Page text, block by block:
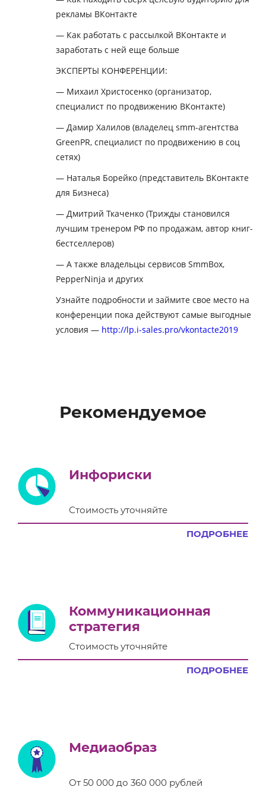
рекламы ВКонтакте
— Как работать с рассылкой ВКонтакте и
заработать с ней еще больше
ЭКСПЕРТЫ КОНФЕРЕНЦИИ:
— Михаил Христосенко (организатор,
специалист по продвижению ВКонтакте)
— Дамир Халилов (владелец smm-агентства
GreenPR, специалист по продвижению в соц
сетях)
— Наталья Борейко (представитель ВКонтакте
для Бизнеса)
— Дмитрий Ткаченко (Трижды становился
лучшим тренером РФ по продажам, автор книг-
бестселлеров)
— А также владельцы сервисов SmmBox,
PepperNinja и других
Узнайте подробности и займите свое место на
конференции пока действуют самые выгодные
условия — http://lp.i-sales.pro/vkontacte2019
Рекомендуемое
Инфориски
Стоимость уточняйте
ПОДРОБНЕЕ
Коммуникационная
стратегия
Стоимость уточняйте
ПОДРОБНЕЕ
Медиаобраз
От 50 000 до 360 000 рублей